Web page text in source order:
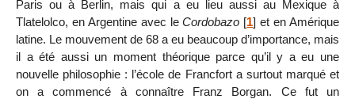
Paris ou à Berlin, mais qui a eu lieu aussi au Mexique à
Tlatelolco, en Argentine avec leCordobazo [1] et en Amérique
latine. Le mouvement de 68 a eu beaucoup d’importance, mais
il a été aussi un moment théorique parce qu’il y a eu une
nouvelle philosophie : l’école de Francfort a surtout marqué et
on a commencé à connaître Franz Borgan. Ce fut un